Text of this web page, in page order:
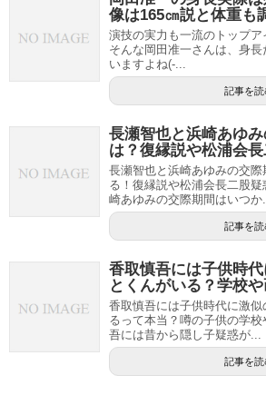
像は165㎝説と体重も
演技の実力も一流のトップ
そんな岡田准一さんは、身
いますよね(-...
記事を読
長瀬智也と浜崎あゆ
は？復縁説や松浦会長
長瀬智也と浜崎あゆみの交
る！復縁説や松浦会長二股
崎あゆみの交際期間はいつか
記事を読
香取慎吾には子供時
とくんがいる？学校や
香取慎吾には子供時代に激
るって本当？噂の子供の学
吾には昔から隠し子疑惑が...
記事を読